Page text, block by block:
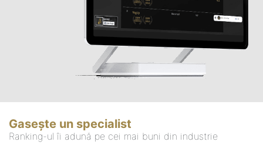
Gasește un specialist
Ranking-ul îi adună pe cei mai buni din industrie